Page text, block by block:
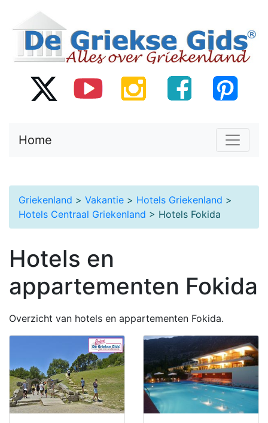
Home
Griekenland > Vakantie > Hotels Griekenland >
Hotels Centraal Griekenland > Hotels Fokida
Hotels en
appartementen Fokida
Overzicht van hotels en appartementen Fokida.